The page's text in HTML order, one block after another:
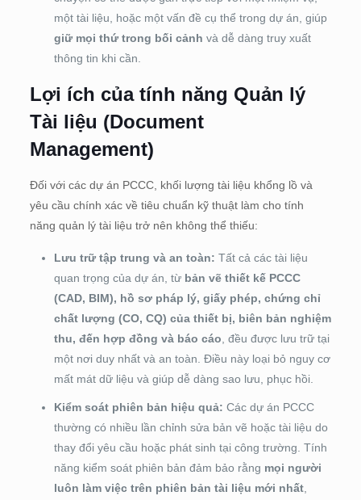
một tài liệu, hoặc một vấn đề cụ thể trong dự án, giúp
giữ mọi thứ trong bối cảnh và dễ dàng truy xuất
thông tin khi cần.
Lợi ích của tính năng Quản lý
Tài liệu (Document
Management)
Đối với các dự án PCCC, khối lượng tài liệu khổng lồ và
yêu cầu chính xác về tiêu chuẩn kỹ thuật làm cho tính
năng quản lý tài liệu trở nên không thể thiếu:
Lưu trữ tập trung và an toàn: Tất cả các tài liệu
quan trọng của dự án, từ bản vẽ thiết kế PCCC
(CAD, BIM), hồ sơ pháp lý, giấy phép, chứng chỉ
chất lượng (CO, CQ) của thiết bị, biên bản nghiệm
thu, đến hợp đồng và báo cáo , đều được lưu trữ tại
một nơi duy nhất và an toàn. Điều này loại bỏ nguy cơ
mất mát dữ liệu và giúp dễ dàng sao lưu, phục hồi.
Kiểm soát phiên bản hiệu quả: Các dự án PCCC
thường có nhiều lần chỉnh sửa bản vẽ hoặc tài liệu do
thay đổi yêu cầu hoặc phát sinh tại công trường. Tính
năng kiểm soát phiên bản đảm bảo rằng mọi người
luôn làm việc trên phiên bản tài liệu mới nhất,